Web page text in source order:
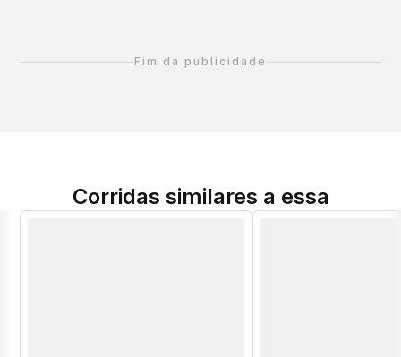
Fim da publicidade
Corridas similares a essa